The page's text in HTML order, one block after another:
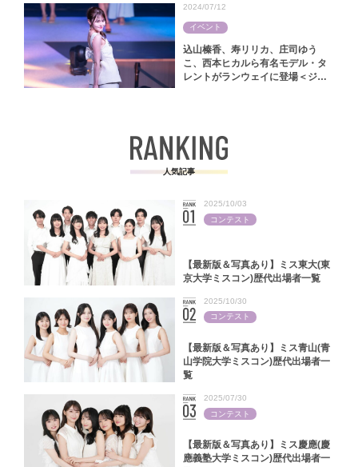
2025】
込山榛香、寿リリカ、庄司ゆう
こ、西本ヒカルら有名モデル・タ
レントがランウェイに登場＜ジャ
2024/07/12
イベント
人気記事
【最新版＆写真あり】ミス東大(東
京大学ミスコン)歴代出場者一覧
2025/10/03
コンテスト
【最新版＆写真あり】ミス青山(青
山学院大学ミスコン)歴代出場者一
覧
2025/10/30
コンテスト
【最新版＆写真あり】ミス慶應(慶
應義塾大学ミスコン)歴代出場者一
2025/07/30
コンテスト